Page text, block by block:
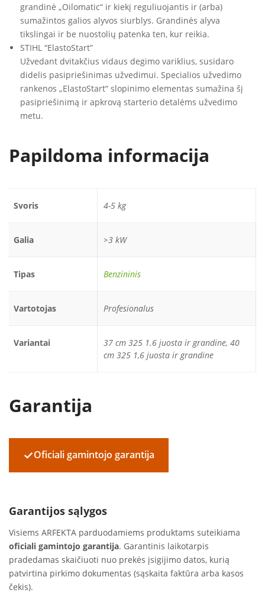
grandinė „Oilomatic“ ir kiekį reguliuojantis ir (arba)
sumažintos galios alyvos siurblys. Grandinės alyva
tikslingai ir be nuostolių patenka ten, kur reikia.
STIHL “ElastoStart”
Užvedant dvitakčius vidaus degimo variklius, susidaro
didelis pasipriešinimas užvedimui. Specialios užvedimo
rankenos „ElastoStart“ slopinimo elementas sumažina šį
pasipriešinimą ir apkrovą starterio detalėms užvedimo
metu.
Papildoma informacija
Svoris 4-5 kg
Galia >3 kW
Tipas Benzininis
Vartotojas Profesionalus
Variantai
37 cm 325 1.6 juosta ir grandine, 40
cm 325 1,6 juosta ir grandine
Garantija
✓Oficiali gamintojo garantija
Garantijos sąlygos
Visiems ARFEKTA parduodamiems produktams suteikiama
oficiali gamintojo garantija. Garantinis laikotarpis
pradedamas skaičiuoti nuo prekės įsigijimo datos, kurią
patvirtina pirkimo dokumentas (sąskaita faktūra arba kasos
čekis).